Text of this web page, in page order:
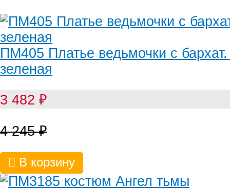
ПМ405 Платье ведьмочки с бархат.
зеленая
3 482 ₽
4 245₽
В корзину